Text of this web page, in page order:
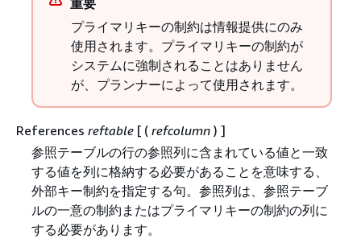
プライマリキーの制約は情報提供にのみ
使用されます。プライマリキーの制約が
システムに強制されることはありません
が、プランナーによって使用されます。
References reftable [ ( refcolumn ) ]
参照テーブルの行の参照列に含まれている値と一致
する値を列に格納する必要があることを意味する、
外部キー制約を指定する句。参照列は、参照テーブ
ルの一意の制約またはプライマリキーの制約の列に
する必要があります。